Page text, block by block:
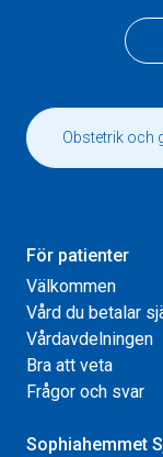
För patienter
Välkommen
Vård du betalar
Vårdavdelningen
Bra att veta
Frågor och svar
Sophiahemmet